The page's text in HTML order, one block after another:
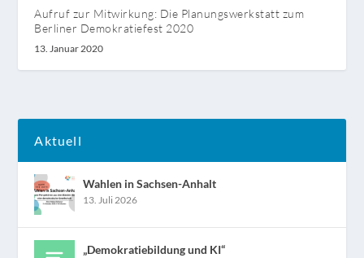
Aufruf zur Mitwirkung: Die Planungswerkstatt zum
Berliner Demokratiefest 2020
13. Januar 2020
Aktuell
Wahlen in Sachsen-Anhalt
13. Juli 2026
„Demokratiebildung und KI“